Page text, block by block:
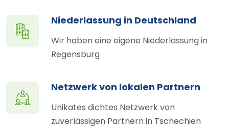
Niederlassung in Deutschland
Wir haben eine eigene Niederlassung in
Regensburg
Netzwerk von lokalen Partnern
Unikates dichtes Netzwerk von
zuverlässigen Partnern in Tschechien